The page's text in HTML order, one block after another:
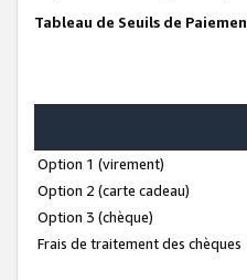
Tableau de Seuils de
Option 1 (virement)
Option 2 (carte cadeau)
Option 3 (chèque)
Frais de traitement des chèques